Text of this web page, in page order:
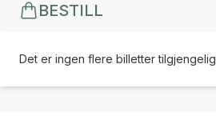
BESTILL
Det er ingen flere billetter tilgjengelig